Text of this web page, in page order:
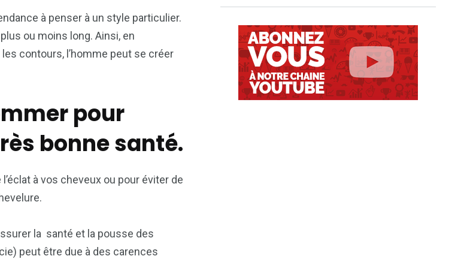
à penser à un style particulier.
ou moins long. Ainsi, en
contours, l’homme peut se créer
pour
bonne santé.
à vos cheveux ou pour éviter de
la santé et la pousse des
peut être due à des carences